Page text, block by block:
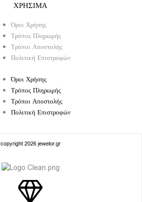
ΧΡΗΣΙΜΑ
Όροι Χρήσης
Τρόπος Πληρωμής
Τρόποι Αποστολής
Πολιτική Επιστροφών
Όροι Χρήσης
Τρόπος Πληρωμής
Τρόποι Αποστολής
Πολιτική Επιστροφών
copyright 2026 jewelor.gr